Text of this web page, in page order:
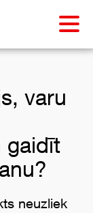
varu
gaidīt
neuzliek